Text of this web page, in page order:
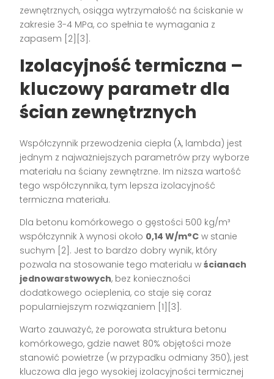
zewnętrznych, osiąga wytrzymałość na ściskanie w
zakresie 3-4 MPa, co spełnia te wymagania z
zapasem [2][3].
Izolacyjność termiczna –
kluczowy parametr dla
ścian zewnętrznych
Współczynnik przewodzenia ciepła (λ, lambda) jest
jednym z najważniejszych parametrów przy wyborze
materiału na ściany zewnętrzne. Im niższa wartość
tego współczynnika, tym lepsza izolacyjność
termiczna materiału.
Dla betonu komórkowego o gęstości 500 kg/m³
współczynnik λ wynosi około 0,14 W/m°C w stanie
suchym [2]. Jest to bardzo dobry wynik, który
pozwala na stosowanie tego materiału wścianach
jednowarstwowych, bez konieczności
dodatkowego ocieplenia, co staje się coraz
popularniejszym rozwiązaniem [1][3].
Warto zauważyć, że porowata struktura betonu
komórkowego, gdzie nawet 80% objętości może
stanowić powietrze (w przypadku odmiany 350), jest
kluczowa dla jego wysokiej izolacyjności termicznej